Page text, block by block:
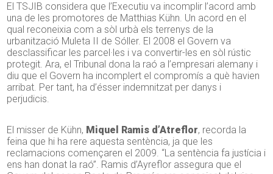
El TSJIB considera que l’Executiu va incomplir l’acord amb
una de les promotores de Matthias Kühn. Un acord en el
qual reconeixia com a sòl urbà els terrenys de la
urbanització Muleta II de Sóller. El 2008 el Govern va
desclassificar les parcel·les i va convertir-les en sòl rústic
protegit. Ara, el Tribunal dona la raó a l’empresari alemany i
diu que el Govern ha incomplert el compromís a què havien
arribat. Per tant, ha d’ésser indemnitzat per danys i
perjudicis.
El misser de Kühn, Miquel Ramis d’Atreflor, recorda la
feina que hi ha rere aquesta sentència, ja que les
reclamacions començaren el 2009. “La sentència fa justícia i
ens han donat la raó”. Ramis d’Ayreflor assegura que el